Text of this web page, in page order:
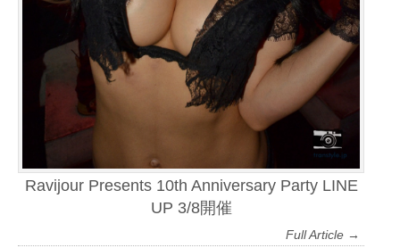
Ravijour Presents 10th Anniversary Party LINE
UP 3/8開催
Full Article →